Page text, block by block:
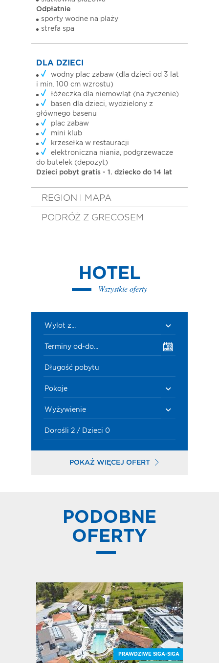
Odpłatnie
sporty wodne na plaży
strefa spa
DLA DZIECI
wodny plac zabaw (dla dzieci od 3 lat
i min. 100 cm wzrostu)
łóżeczka dla niemowląt (na życzenie)
basen dla dzieci, wydzielony z
głównego basenu
plac zabaw
mini klub
krzesełka w restauracji
elektroniczna niania, podgrzewacze
do butelek (depozyt)
Dzieci pobyt gratis - 1. dziecko do 14 lat
REGION I MAPA
PODRÓŻ Z GRECOSEM
HOTEL
Wszystkie oferty
Wylot z...
Terminy od-do...
Długość pobytu
Pokoje
Wyżywienie
Dorośli 2 / Dzieci 0
POKAŻ WIĘCEJ OFERT
PODOBNE
OFERTY
PRAWDZIWE SIGA-SIGA